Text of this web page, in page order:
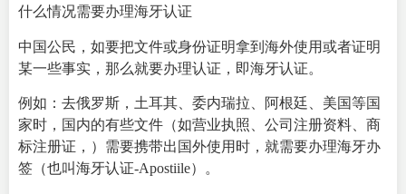
什么情况需要办理海牙认证
中国公民，如要把文件或身份证明拿到海外使用或者证明
某一些事实，那么就要办理认证，即海牙认证。
例如：去俄罗斯，土耳其、委内瑞拉、阿根廷、美国等国
家时，国内的有些文件（如营业执照、公司注册资料、商
标注册证，）需要携带出国外使用时，就需要办理海牙办
签（也叫海牙认证-Apostiile）。